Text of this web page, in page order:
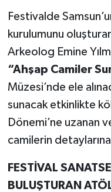
Festivalde
kurulumunu
Arkeolog Emine
“Ahşap Camiler
Müzesi’nde ele
sunacak etkinlikte
Dönemi’ne uzanan
camilerin
FESTİVAL
BULUŞTURAN